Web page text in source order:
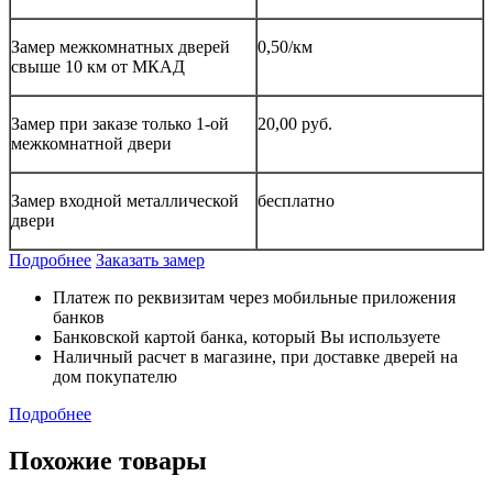
Замер межкомнатных дверей
свыше 10 км от МКАД
0,50/км
Замер при заказе только 1-ой
межкомнатной двери
20,00 руб.
Замер входной металлической
двери
бесплатно
Подробнее Заказать замер
Платеж по реквизитам через мобильные приложения
банков
Банковской картой банка, который Вы используете
Наличный расчет в магазине, при доставке дверей на
дом покупателю
Подробнее
Похожие товары